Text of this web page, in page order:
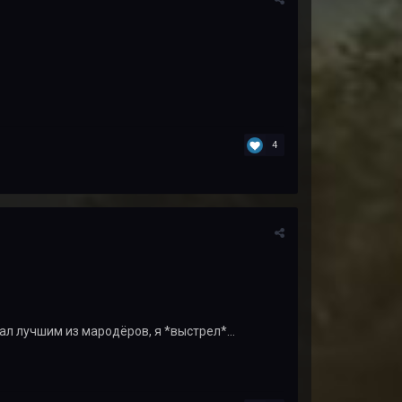
4
лучшим из мародёров, я *выстрел*...